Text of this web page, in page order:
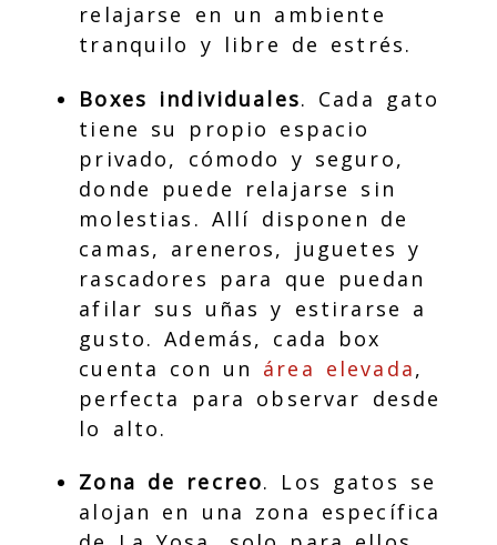
relajarse en un ambiente
tranquilo y libre de estrés.
Boxes individuales. Cada gato
tiene su propio espacio
privado, cómodo y seguro,
donde puede relajarse sin
molestias. Allí disponen de
camas, areneros, juguetes y
rascadores para que puedan
afilar sus uñas y estirarse a
gusto. Además, cada box
cuenta con un área elevada,
perfecta para observar desde
lo alto.
Zona de recreo. Los gatos se
alojan en una zona específica